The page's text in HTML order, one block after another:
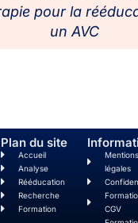
pour la
un AVC
Plan du site
Accueil
Analyse
Rééducation
Recherche
Formation
Mentions
légales
CGV